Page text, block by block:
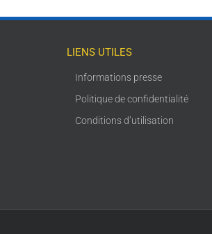
LIENS UTILES
Informations presse
Politique de confidentialité
Conditions d’utilisation